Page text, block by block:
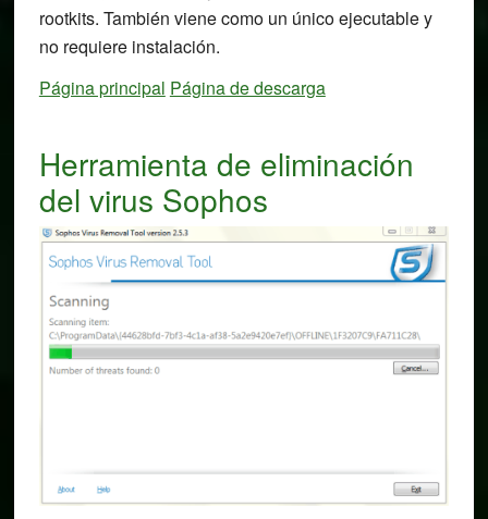
rootkits. También viene como un único ejecutable y
no requiere instalación.
Página principal Página de descarga
Herramienta de eliminación
del virus Sophos